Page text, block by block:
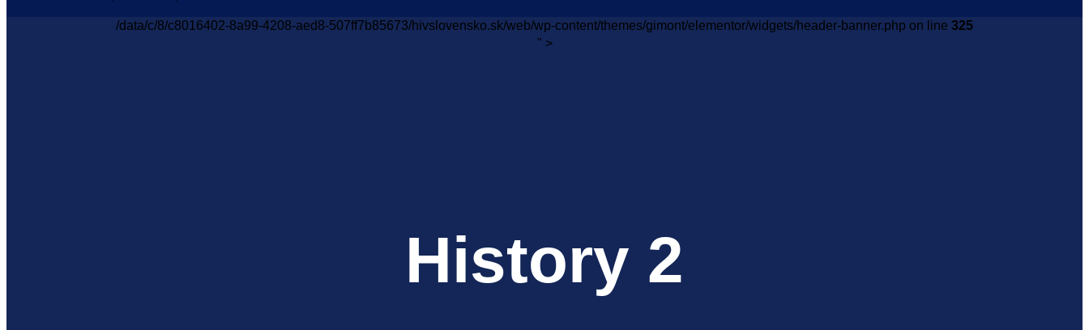
/data/c/8/c8016402-8a99-4208-aed8-507ff7b85673/hivslovensko.sk/web/wp-content/themes/gimont/elementor/widgets/header-banner.php on line 325
" >
History 2